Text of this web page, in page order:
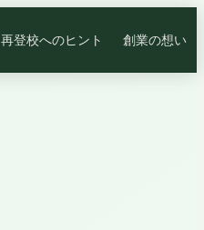
再登校へのヒント 創業の想い